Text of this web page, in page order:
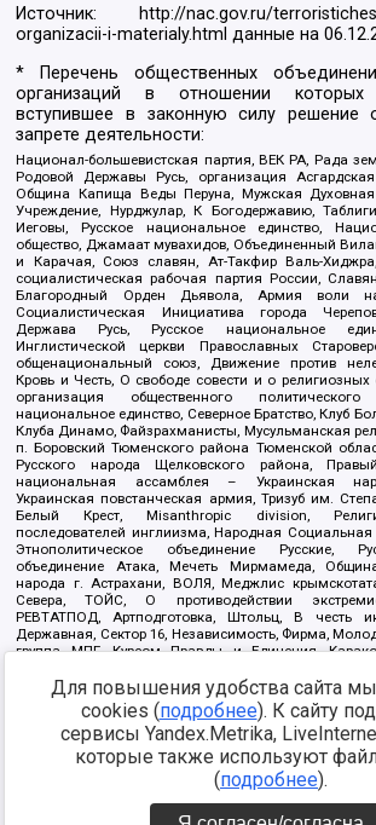
Источник:
http://nac.gov.ru/
organizacii-i-materialy.html данные на
* Перечень общественных
организаций в отношении
вступившее в законную силу решение
запрете деятельности:
Национал-большевистская партия, ВЕК РА, Рада
Родовой Державы Русь, организация
Община Капища Веды Перуна, Мужская
Учреждение, Нурджулар, К Богодержавию,
Иеговы, Русское национальное единство,
общество, Джамаат мувахидов, Объединенный
и Карачая, Союз славян, Ат-Такфир Валь-
социалистическая рабочая партия России,
Благородный Орден Дьявола, Армия воли
Социалистическая Инициатива города
Держава Русь, Русское национальное
Инглистической церкви Православных
общенациональный союз, Движение против
Кровь и Честь, О свободе совести и о
организация общественного
национальное единство, Северное Братство, Клуб
Клуба Динамо, Файзрахманисты, Мусульманская
п. Боровский Тюменского района Тюменской
Русского народа Щелковского района,
национальная ассамблея – Украинская
Украинская повстанческая армия, Тризуб им.
Белый Крест, Misanthropic division,
последователей инглиизма, Народная Социальная
Этнополитическое объединение Русские,
объединение Атака, Мечеть Мирмамеда,
народа г. Астрахани, ВОЛЯ, Меджлис
Севера, ТОЙС, О противодействии
РЕВТАТПОД, Артподготовка, Штольц, В честь
Державная, Сектор 16, Независимость, Фирма,
группа МПГ, Курсом Правды и Единения,
Благотворительный пансионат Ак Умут,
Арестантское уголовное единство, Башкорт, Нация и
Дафа, Иртыш Ultras, Русский Патриотический
Сибирский державный союз, Фонд борьбы с
граждан, Штабы Навального, Совет граждан СССР
https://minjust.gov.ru/ru/
Для повышения удобства сайта
cookies (подробнее). К сайту
сервисы Yandex.Metrika,
которые также используют
(подробнее).